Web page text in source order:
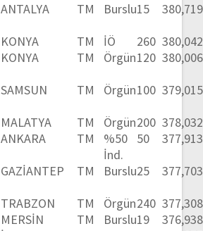
ANTALYA TM Burslu15
KONYA TM İÖ 260
KONYA TM Örgün120
SAMSUN TM Örgün100
MALATYA TM Örgün200
ANKARA TM
%50
İnd.
50
GAZİANTEP TM Burslu25
TRABZON TM Örgün240
MERSİN TM Burslu19